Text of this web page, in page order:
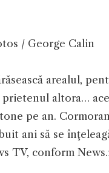
/ George Calin
arealul,
altora…
pe an.
ani să se
TV, conform